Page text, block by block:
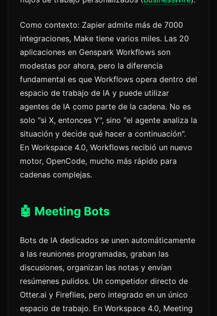
Como contexto: Zapier admite más de 7000
integraciones, Make tiene varios miles. Las 20
aplicaciones en Genspark Workflows son
modestas por ahora, pero la diferencia
fundamental es que Workflows opera dentro del
espacio de trabajo de IA y puede utilizar
agentes de IA como parte de la cadena. No es
solo "si X, entonces Y", sino "el agente analiza la
situación y decide qué hacer a continuación".
En Workspace 4.0, Workflows recibió un nuevo
motor, OpenCode, mucho más rápido para
cadenas complejas.
🤖 Meeting Bots
Bots de IA dedicados se unen automáticamente
a las reuniones programadas, graban las
discusiones, organizan las notas y envían
resúmenes pulidos. Un competidor directo de
Otter.ai y Fireflies, pero integrado en un único
espacio de trabajo. En Workspace 4.0, Meeting